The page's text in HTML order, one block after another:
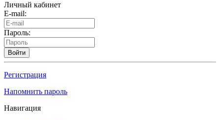
Личный кабинет
E-mail:
Пароль:
Войти
Регистрация
Напомнить пароль
Навигация